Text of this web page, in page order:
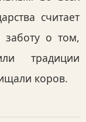
считает
о том,
традиции
коров.